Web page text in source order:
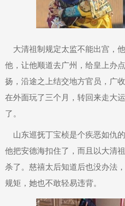
大清祖制规定太监不能出宫，
他，让他顺道去广州，给皇上办
扬，沿途之上结交地方官员，广
在外面玩了三个月，转回来走
了。
山东巡抚丁宝桢是个疾恶如仇
他把安德海扣住了，而且以大清
杀了。慈禧太后知道后也没办法
规矩，她也不敢轻易违背。